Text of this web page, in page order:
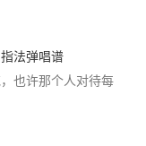
法弹唱谱
也许那个人对待每